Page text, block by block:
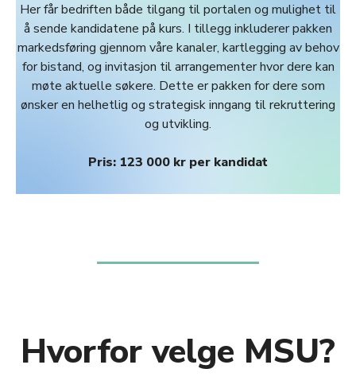
Her får bedriften både tilgang til portalen og mulighet til
å sende kandidatene på kurs. I tillegg inkluderer pakken
markedsføring gjennom våre kanaler, kartlegging av behov
for bistand, og invitasjon til arrangementer hvor dere kan
møte aktuelle søkere. Dette er pakken for dere som
ønsker en helhetlig og strategisk inngang til rekruttering
og utvikling.
Pris: 123 000 kr per kandidat
Hvorfor velge MSU?